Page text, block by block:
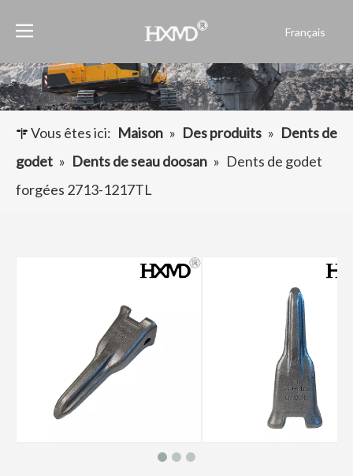
Français
العربية
Pусский
Español
Vous êtes ici: Maison » Des produits » Dents de
godet » Dents de seau doosan » Dents de godet
forgées 2713-1217TL